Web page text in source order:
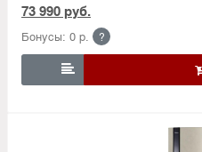
73 990 руб.
Бонусы: 0 р. ?
